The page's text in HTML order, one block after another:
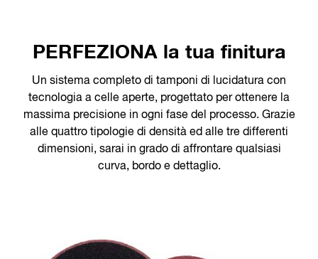
PERFEZIONA la tua finitura
Un sistema completo di tamponi di lucidatura con
tecnologia a celle aperte, progettato per ottenere la
massima precisione in ogni fase del processo. Grazie
alle quattro tipologie di densità ed alle tre differenti
dimensioni, sarai in grado di affrontare qualsiasi
curva, bordo e dettaglio.